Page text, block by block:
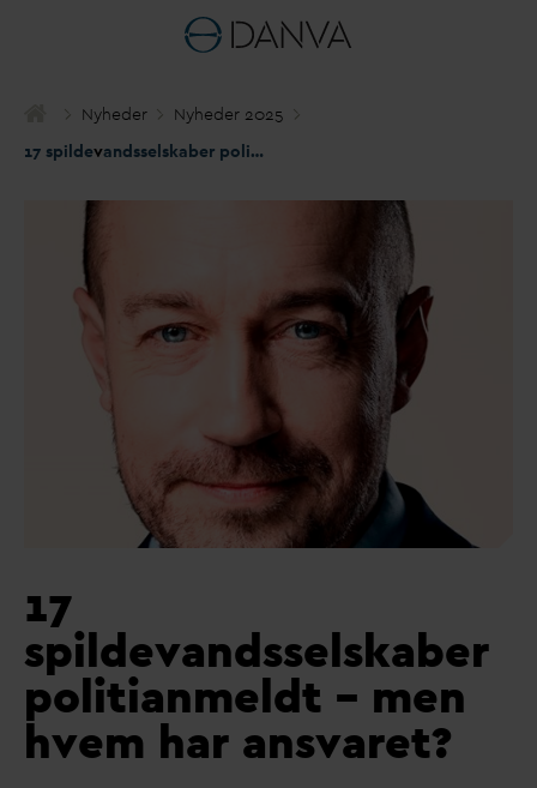
Nyheder
Nyheder 2025
17 spildevandsselskaber politianmeldt – men hvem har ans
17
spildevandsselskaber
politianmeldt – men
hvem har ansvaret?